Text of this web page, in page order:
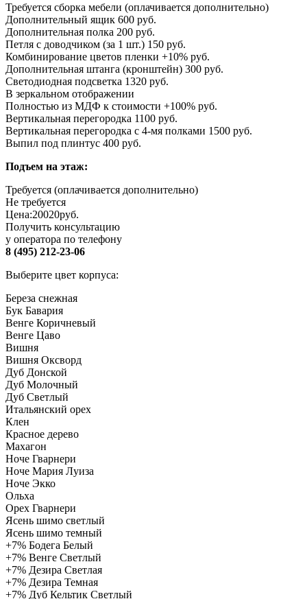
Требуется сборка мебели (оплачивается дополнительно)
Дополнительный ящик 600 руб.
Дополнительная полка 200 руб.
Петля с доводчиком (за 1 шт.) 150 руб.
Комбинирование цветов пленки +10% руб.
Дополнительная штанга (кронштейн) 300 руб.
Светодиодная подсветка 1320 руб.
В зеркальном отображении
Полностью из МДФ к стоимости +100% руб.
Вертикальная перегородка 1100 руб.
Вертикальная перегородка с 4-мя полками 1500 руб.
Выпил под плинтус 400 руб.
Подъем на этаж:
Требуется (оплачивается дополнительно)
Не требуется
Цена:20020руб.
Получить консультацию
у оператора по телефону
8 (495) 212-23-06
Выберите цвет корпуса:
Береза снежная
Бук Бавария
Венге Коричневый
Венге Цаво
Вишня
Вишня Оксворд
Дуб Донской
Дуб Молочный
Дуб Светлый
Итальянский орех
Клен
Красное дерево
Махагон
Ноче Гварнери
Ноче Мария Луиза
Ноче Экко
Ольха
Орех Гварнери
Ясень шимо светлый
Ясень шимо темный
+7% Бодега Белый
+7% Венге Светлый
+7% Дезира Светлая
+7% Дезира Темная
+7% Дуб Кельтик Светлый